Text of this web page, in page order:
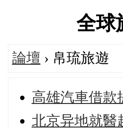
全球
論壇 › 帛琉旅遊
高雄汽車借款
北京异地就醫